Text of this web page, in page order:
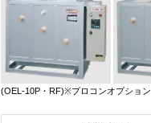
(OEL-10P・RF)※プロコンオプション